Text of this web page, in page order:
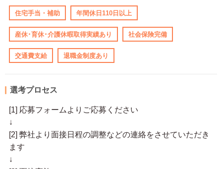
住宅手当・補助 年間休日110日以上
産休･育休･介護休暇取得実績あり 社会保険完備
交通費支給 退職金制度あり
選考プロセス
[1] 応募フォームよりご応募ください
↓
[2] 弊社より面接日程の調整などの連絡をさせていただき
ます
↓